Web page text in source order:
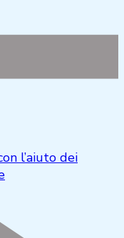
l’aiuto dei